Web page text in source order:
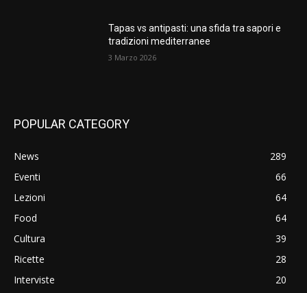
Tapas vs antipasti: una sfida tra sapori e
tradizioni mediterranee
3 Marzo 2026
POPULAR CATEGORY
News
289
Eventi
66
Lezioni
64
Food
64
Cultura
39
Ricette
28
Interviste
20